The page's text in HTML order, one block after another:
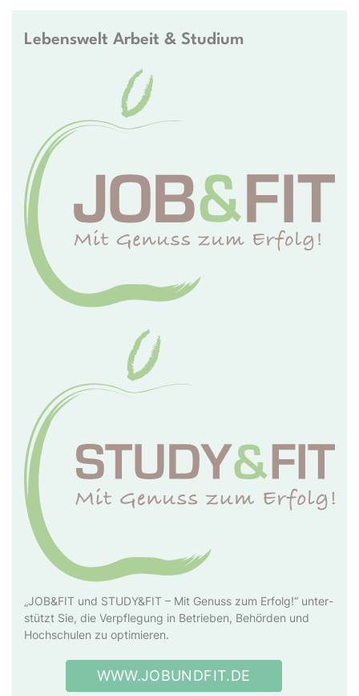
Lebenswelt Arbeit & Studium
„JOB&FIT und STUDY&FIT – Mit Ge­nuss zum Er­folg!“ un­ter­
stützt Sie, die Ver­pfle­gung in Be­trie­ben, Be­hör­den und
Hoch­schul­en zu op­ti­mie­ren.
WWW.JOBUNDFIT.DE